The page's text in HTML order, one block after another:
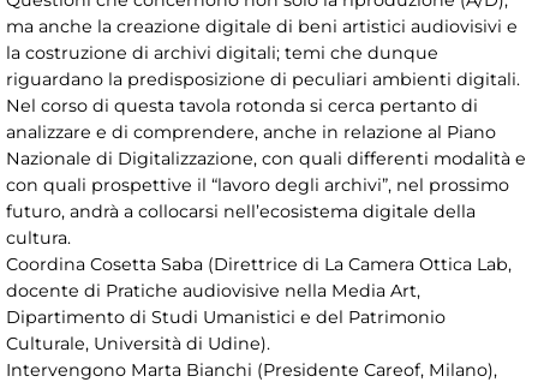
ma anche la creazione digitale di beni artistici audiovisivi e
la costruzione di archivi digitali; temi che dunque
riguardano la predisposizione di peculiari ambienti digitali.
Nel corso di questa tavola rotonda si cerca pertanto di
analizzare e di comprendere, anche in relazione al Piano
Nazionale di Digitalizzazione, con quali differenti modalità e
con quali prospettive il “lavoro degli archivi”, nel prossimo
futuro, andrà a collocarsi nell’ecosistema digitale della
cultura.
Coordina Cosetta Saba (Direttrice di La Camera Ottica Lab,
docente di Pratiche audiovisive nella Media Art,
Dipartimento di Studi Umanistici e del Patrimonio
Culturale, Università di Udine).
Intervengono Marta Bianchi (Presidente Careof, Milano),